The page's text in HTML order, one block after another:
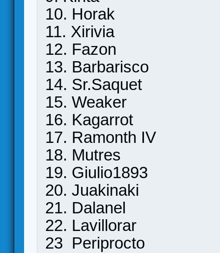
10. Horak
11. Xirivia
12. Fazon
13. Barbarisco
14. Sr.Saquet
15. Weaker
16. Kagarrot
17. Ramonth IV
18. Mutres
19. Giulio1893
20. Juakinaki
21. Dalanel
22. Lavillorar
23 Periprocto